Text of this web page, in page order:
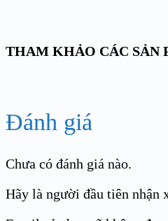
THAM KHẢO CÁC SẢN
Đánh giá
Chưa có đánh giá nào.
Hãy là người đầu tiên nhận